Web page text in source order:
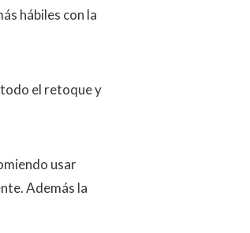
hábiles con la
el retoque y
usar
Además la